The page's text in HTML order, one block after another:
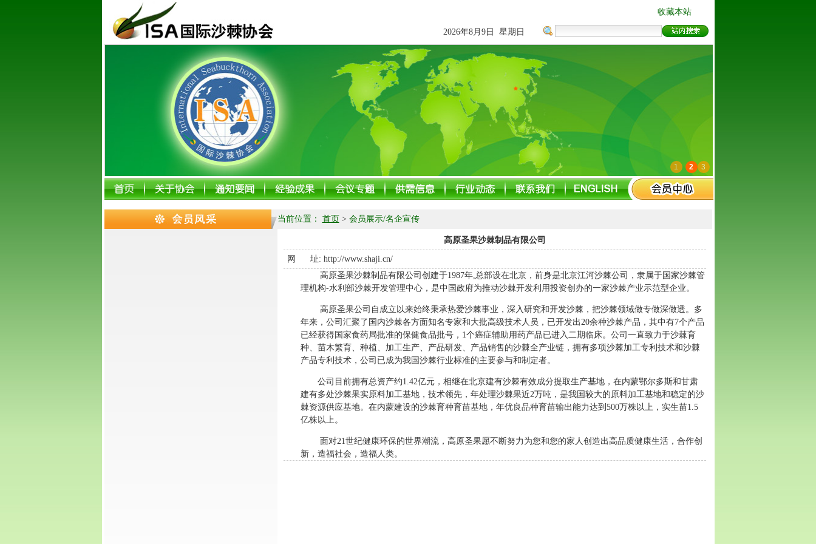
2026年8月9日 星期日
收藏本站
1 2 3
当前位置： 首页 > 会员展示/名企宣传
高原圣果沙棘制品有限公司
网 址: http://www.shaji.cn/
高原圣果沙棘制品有限公司创建于1987年,总部设在北京， 前身是北京江河沙棘公司，隶属于国家沙棘管
理机构-水利部沙棘开发管理中心，是中国政府为推动沙棘开发利用投资创办的一家沙棘产业示范型企业。
高原圣果公司自成立以来始终秉承热爱沙棘事业，深入研究和开发沙棘，把沙棘领域做专做深做透。 多
年来，公司汇聚了国内沙棘各方面知名专家和大批高级技术人员，已开发出20余种沙棘产品，其中有7个产品
已经获得国家食药局批准的保健食品批号， 1个癌症辅助用药产品已进入二期临床。公司一直致力于沙棘育
种、苗木繁育、种植、加工生产、产品研发、产品销售的沙棘全产业链，拥有多项沙棘加工专利技术和沙棘
产品专利技术，公司已成为我国沙棘行业标准的主要参与和制定者。
公司目前拥有总资产约1.42亿元， 相继在北京建有沙棘有效成分提取生产基地，在内蒙鄂尔多斯和甘肃
建有多处沙棘果实原料加工基地，技术领先，年处理沙棘果近2万吨，是我国较大的原料加工基地和稳定的沙
棘资源供应基地。在内蒙建设的沙棘育种育苗基地，年优良品种育苗输出能力达到 500万株以上，实生苗1.5
亿株以上。
面对21世纪健康环保的世界潮流，高原圣果愿不断努力为您和您的家人创造出高品质健康生活，合作创
新，造福社会，造福人类。